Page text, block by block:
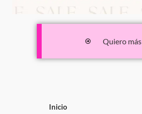
Quiero más
Inicio